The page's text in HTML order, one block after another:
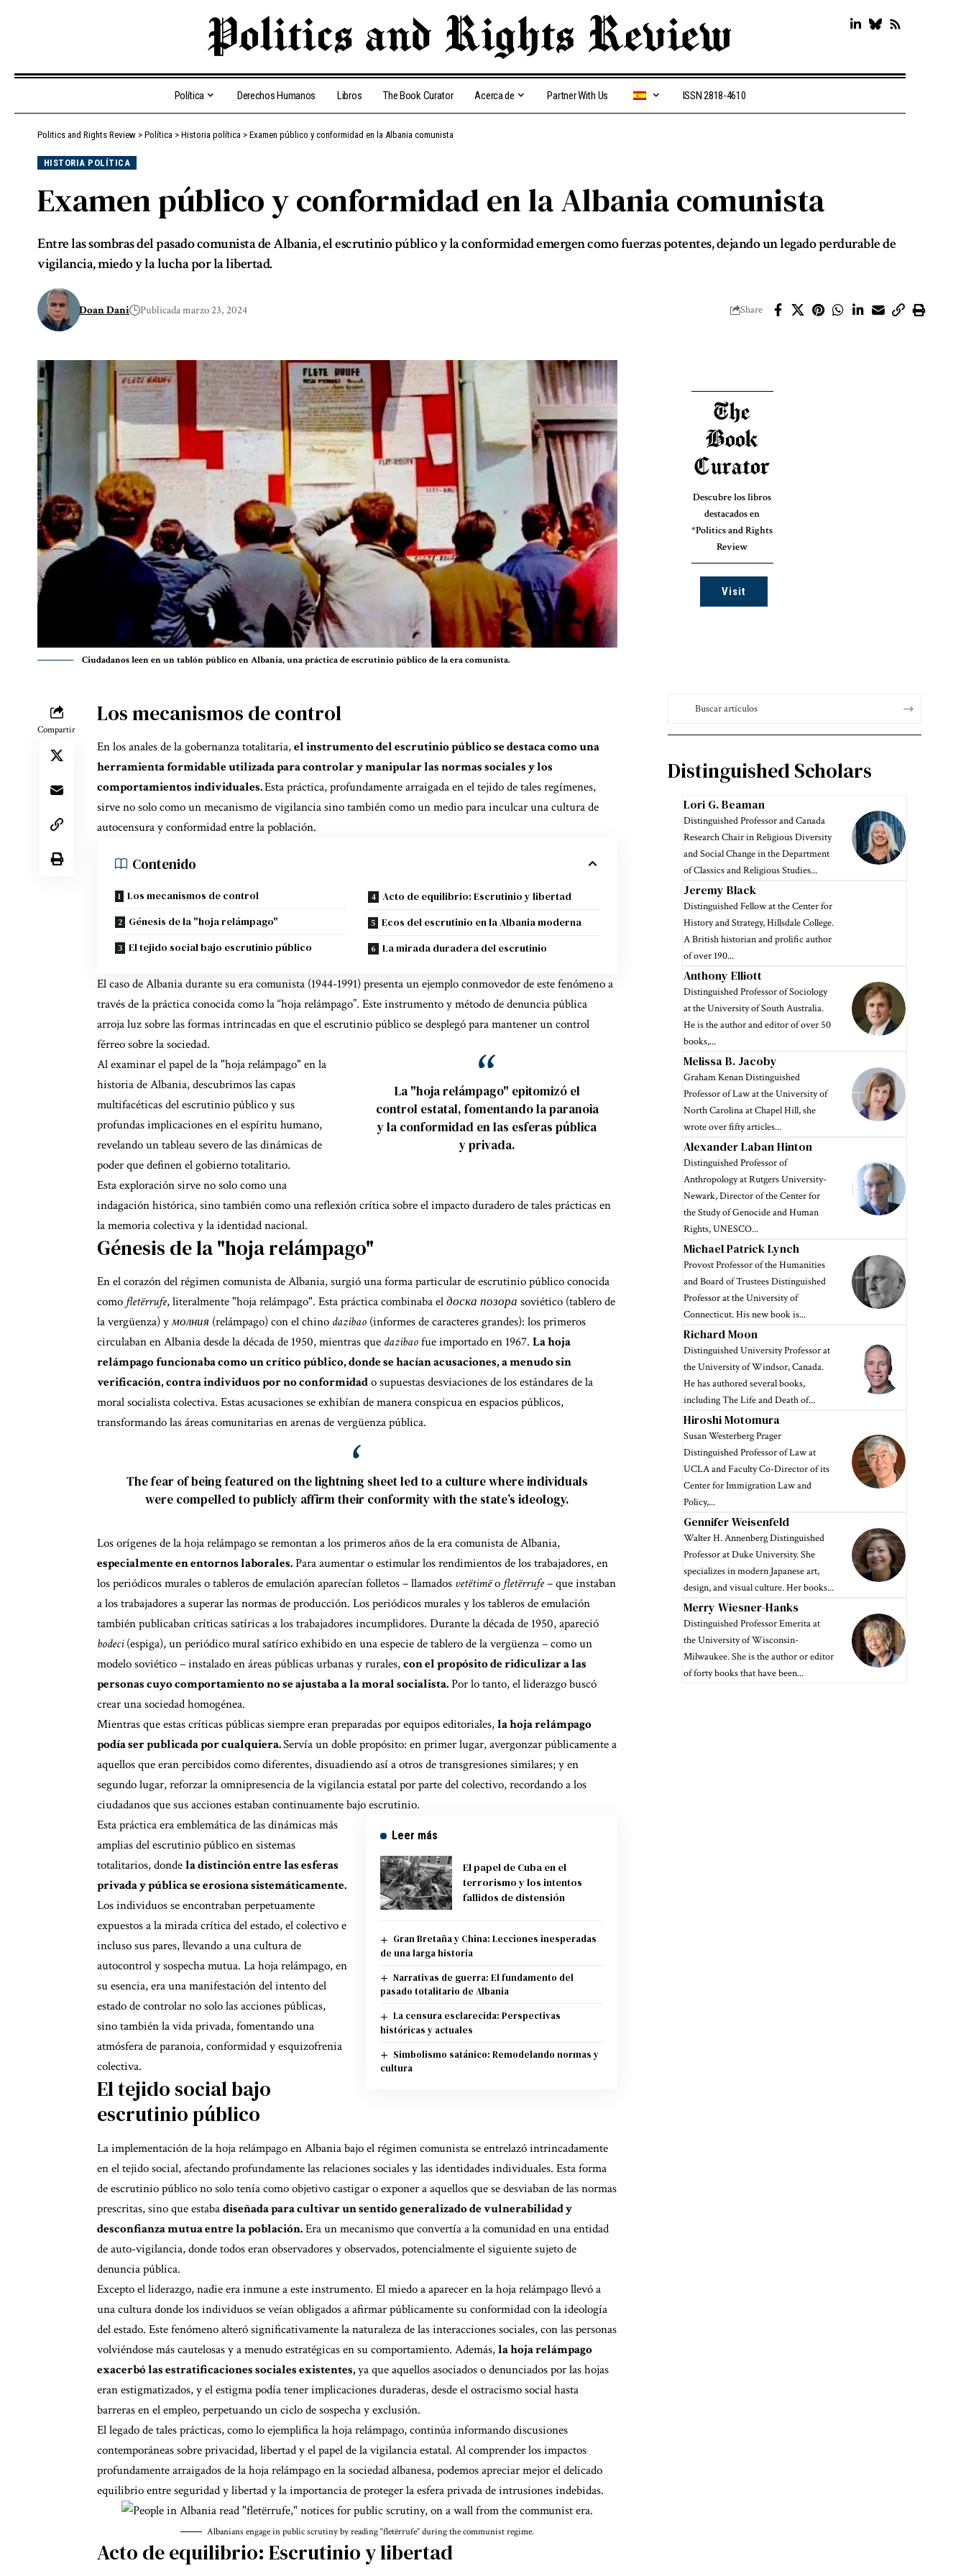
Política Derechos Humanos Libros The Book Curator Acerca de Partner With Us ISSN 2818-4610
Politics and Rights Review > Política > Historia política > Examen público y conformidad en la Albania comunista
HISTORIA POLÍTICA
Examen público y conformidad en la Albania comunista
Entre las sombras del pasado comunista de Albania, el escrutinio público y la conformidad emergen como fuerzas potentes, dejando un legado perdurable de
vigilancia, miedo y la lucha por la libertad.
Doan Dani Publicada marzo 23, 2024 Share
Ciudadanos leen en un tablón público en Albania, una práctica de escrutinio público de la era comunista.
Compartir
Los mecanismos de control
En los anales de la gobernanza totalitaria,el instrumento del escrutinio público se destaca como una
herramienta formidable utilizada para controlar y manipular las normas sociales y los
comportamientos individuales.Esta práctica, profundamente arraigada en el tejido de tales regímenes,
sirve no solo como un mecanismo de vigilancia sino también como un medio para inculcar una cultura de
autocensura y conformidad entre la población.
Contenido
Los mecanismos de control
Génesis de la "hoja relámpago"
El tejido social bajo escrutinio público
Acto de equilibrio: Escrutinio y libertad
Ecos del escrutinio en la Albania moderna
La mirada duradera del escrutinio
El caso de Albaniadurante su era comunista (1944-1991) presenta un ejemplo conmovedor de este fenómeno a
través de la práctica conocida como la “hoja relámpago”. Este instrumento y método de denuncia pública
arroja luz sobre las formas intrincadas en que el escrutinio público se desplegó para mantener un control
férreo sobre la sociedad.
La "hoja relámpago" epitomizó el
control estatal, fomentando la paranoia
y la conformidad en las esferas pública
y privada.
Al examinar el papel de la "hoja relámpago" en la
historia de Albania, descubrimos las capas
multifacéticas del escrutinio público y sus
profundas implicaciones en el espíritu humano,
revelando un tableau severo delas dinámicas de
poder que definen el gobierno totalitario.
Esta exploración sirve no solo como una
indagación histórica, sino también como una reflexión crítica sobre el impacto duradero de tales prácticas en
la memoria colectiva y la identidad nacional.
Génesis de la "hoja relámpago"
En el corazón del régimen comunista de Albania, surgió una forma particular de escrutinio público conocida
como fletërrufe, literalmente "hoja relámpago". Esta práctica combinaba elдоска позора soviético (tablero de
la vergüenza) yмолния (relámpago) con elchino dazibao (informes de caracteres grandes): los primeros
circulaban en Albania desde la década de 1950, mientras que dazibaofue importado en 1967. La hoja
relámpago funcionaba como un crítico público, donde se hacían acusaciones, a menudo sin
verificación, contra individuos por no conformidado supuestas desviaciones de los estándares de la
moral socialista colectiva. Estas acusaciones se exhibían de manera conspicua en espacios públicos,
transformando las áreas comunitarias en arenas de vergüenza pública.
The fear of being featured on the lightning sheet led to a culture where individuals
were compelled to publicly affirm their conformity with the state’s ideology.
Los orígenes de la hoja relámpago se remontan a los primeros años de la era comunista de Albania,
especialmente en entornos laborales.Para aumentar o estimular los rendimientos de los trabajadores, en
los periódicos murales o tableros de emulación aparecían folletos – llamados vetëtimëo fletërrufe– que instaban
a los trabajadores a superar las normas de producción. Los periódicos murales y los tableros de emulación
también publicaban críticas satíricas a los trabajadores incumplidores. Durante la década de 1950, apareció
bodeci(espiga), un periódico mural satírico exhibido en una especie de tablero de la vergüenza – como un
modelo soviético – instalado en áreas públicas urbanas y rurales,con el propósito de ridiculizar a las
personas cuyo comportamiento no se ajustaba a la moral socialista.Por lo tanto, el liderazgo buscó
crear una sociedad homogénea.
Mientras que estas críticas públicas siempre eran preparadas por equipos editoriales,la hoja relámpago
podía ser publicada por cualquiera.Servía un doble propósito: en primer lugar, avergonzar públicamente a
aquellos que eran percibidos como diferentes, disuadiendo así a otros de transgresiones similares; y en
segundo lugar, reforzar la omnipresencia de la vigilancia estatal por parte del colectivo, recordando a los
ciudadanos que sus acciones estaban continuamente bajo escrutinio.
Leer más
El papel de Cuba en el
terrorismo y los intentos
fallidos de distensión
Gran Bretaña y China: Lecciones inesperadas
de una larga historia
Narrativas de guerra: El fundamento del
pasado totalitario de Albania
La censura esclarecida: Perspectivas
históricas y actuales
Simbolismo satánico: Remodelando normas y
cultura
Esta práctica era emblemática de las dinámicas más
amplias del escrutinio público en sistemas
totalitarios, dondela distinción entre las esferas
privada y pública se erosiona sistemáticamente.
Los individuos se encontraban perpetuamente
expuestos a la mirada crítica del estado, el colectivo e
incluso sus pares, llevando a una cultura de
autocontrol y sospecha mutua. La hoja relámpago, en
su esencia, era una manifestación del intento del
estado de controlar no solo las acciones públicas,
sino también la vida privada, fomentando una
atmósfera de paranoia, conformidad y esquizofrenia
colectiva.
El tejido social bajo
escrutinio público
La implementación de la hoja relámpago en Albania bajo el régimen comunista se entrelazó intrincadamente
en el tejido social, afectando profundamente las relaciones sociales y las identidades individuales. Esta forma
de escrutinio público no solo tenía como objetivo castigar o exponer a aquellos que se desviaban de las normas
prescritas, sino que estabadiseñada para cultivar un sentido generalizado de vulnerabilidad y
desconfianza mutua entre la población.Era un mecanismo que convertía a la comunidad en una entidad
de auto-vigilancia, donde todos eran observadores y observados, potencialmente el siguiente sujeto de
denuncia pública.
Excepto el liderazgo, nadie era inmune a este instrumento. El miedo a aparecer en la hoja relámpago llevó a
una cultura donde los individuos se veían obligados a afirmar públicamente su conformidad con la ideología
del estado. Este fenómeno alteró significativamente la naturaleza de las interacciones sociales, con las personas
volviéndose más cautelosas y a menudo estratégicas en su comportamiento. Además,la hoja relámpago
exacerbó las estratificaciones sociales existentes,ya que aquellos asociados o denunciados por las hojas
eran estigmatizados, y el estigma podía tener implicaciones duraderas, desde el ostracismo social hasta
barreras en el empleo, perpetuando un ciclo de sospecha y exclusión.
El legado de tales prácticas, como lo ejemplifica la hoja relámpago, continúa informando discusiones
contemporáneas sobre privacidad, libertad y el papel de la vigilancia estatal. Al comprender los impactos
profundamente arraigados de la hoja relámpago en la sociedad albanesa, podemos apreciar mejor el delicado
equilibrio entre seguridad y libertad y la importancia de proteger la esfera privada de intrusiones indebidas.
Albanians engage in public scrutiny by reading “fletërrufe” during the communist regime.
Acto de equilibrio: Escrutinio y libertad
The
Book
Curator
Descubre los libros
destacados en
*Politics and Rights
Review
Visit
Distinguished Scholars
Lori G. Beaman
Distinguished Professor and Canada
Research Chair in Religious Diversity
and Social Change in the Department
of Classics and Religious Studies...
Jeremy Black
Distinguished Fellow at the Center for
History and Strategy, Hillsdale College.
A British historian and prolific author
of over 190...
Anthony Elliott
Distinguished Professor of Sociology
at the University of South Australia.
He is the author and editor of over 50
books,...
Melissa B. Jacoby
Graham Kenan Distinguished
Professor of Law at the University of
North Carolina at Chapel Hill, she
wrote over fifty articles...
Alexander Laban Hinton
Distinguished Professor of
Anthropology at Rutgers University-
Newark, Director of the Center for
the Study of Genocide and Human
Rights, UNESCO...
Michael Patrick Lynch
Provost Professor of the Humanities
and Board of Trustees Distinguished
Professor at the University of
Connecticut. His new book is...
Richard Moon
Distinguished University Professor at
the University of Windsor, Canada.
He has authored several books,
including The Life and Death of...
Hiroshi Motomura
Susan Westerberg Prager
Distinguished Professor of Law at
UCLA and Faculty Co-Director of its
Center for Immigration Law and
Policy,...
Gennifer Weisenfeld
Walter H. Annenberg Distinguished
Professor at Duke University. She
specializes in modern Japanese art,
design, and visual culture. Her books...
Merry Wiesner-Hanks
Distinguished Professor Emerita at
the University of Wisconsin-
Milwaukee. She is the author or editor
of forty books that have been...